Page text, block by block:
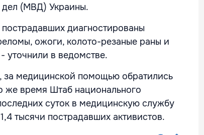
дел (МВД) Украины.
диагностированы
ожоги, колото-резаные раны и
уточнили в ведомстве.
медицинской помощью обратились
же время Штаб национального
суток в медицинскую службу
тысячи пострадавших активистов.